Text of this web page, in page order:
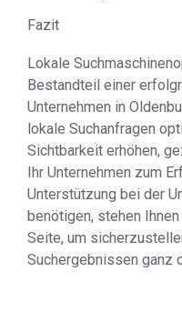
Fazit
Lokale
Bestandteil einer
Unternehmen in
lokale Suchanfragen
Sichtbarkeit erhöhen,
Ihr Unternehmen zum
Unterstützung bei der
benötigen, stehen
Seite, um
Suchergebnissen ganz